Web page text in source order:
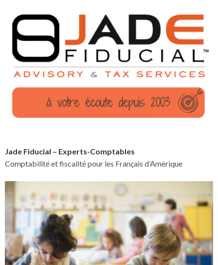
Jade Fiducial – Experts-Comptables
Comptabilité et fiscalité pour les Français d’Amérique